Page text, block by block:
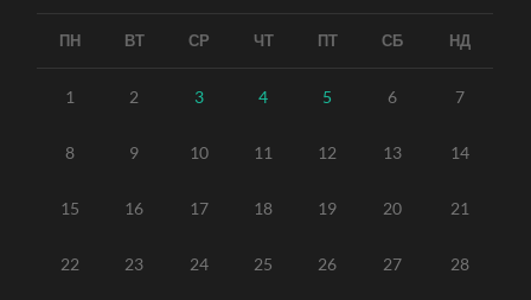
ПН ВТ СР ЧТ ПТ СБ НД
1 2 3 4 5 6 7
8 9 10 11 12 13 14
15 16 17 18 19 20 21
22 23 24 25 26 27 28